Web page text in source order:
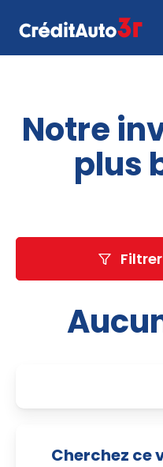
Comment ça
Nous joindre
Inventaire
Notre
plus
Cherchez ce